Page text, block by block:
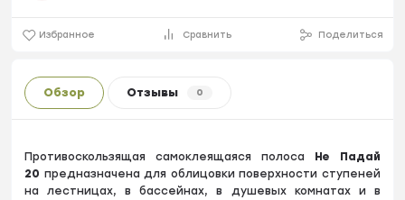
Избранное Сравнить Поделиться
Обзор Отзывы 0
Противоскользящая самоклеящаяся полоса Не Падай
20 предназначена для облицовки поверхности ступеней
на лестницах, в бассейнах, в душевых комнатах и в